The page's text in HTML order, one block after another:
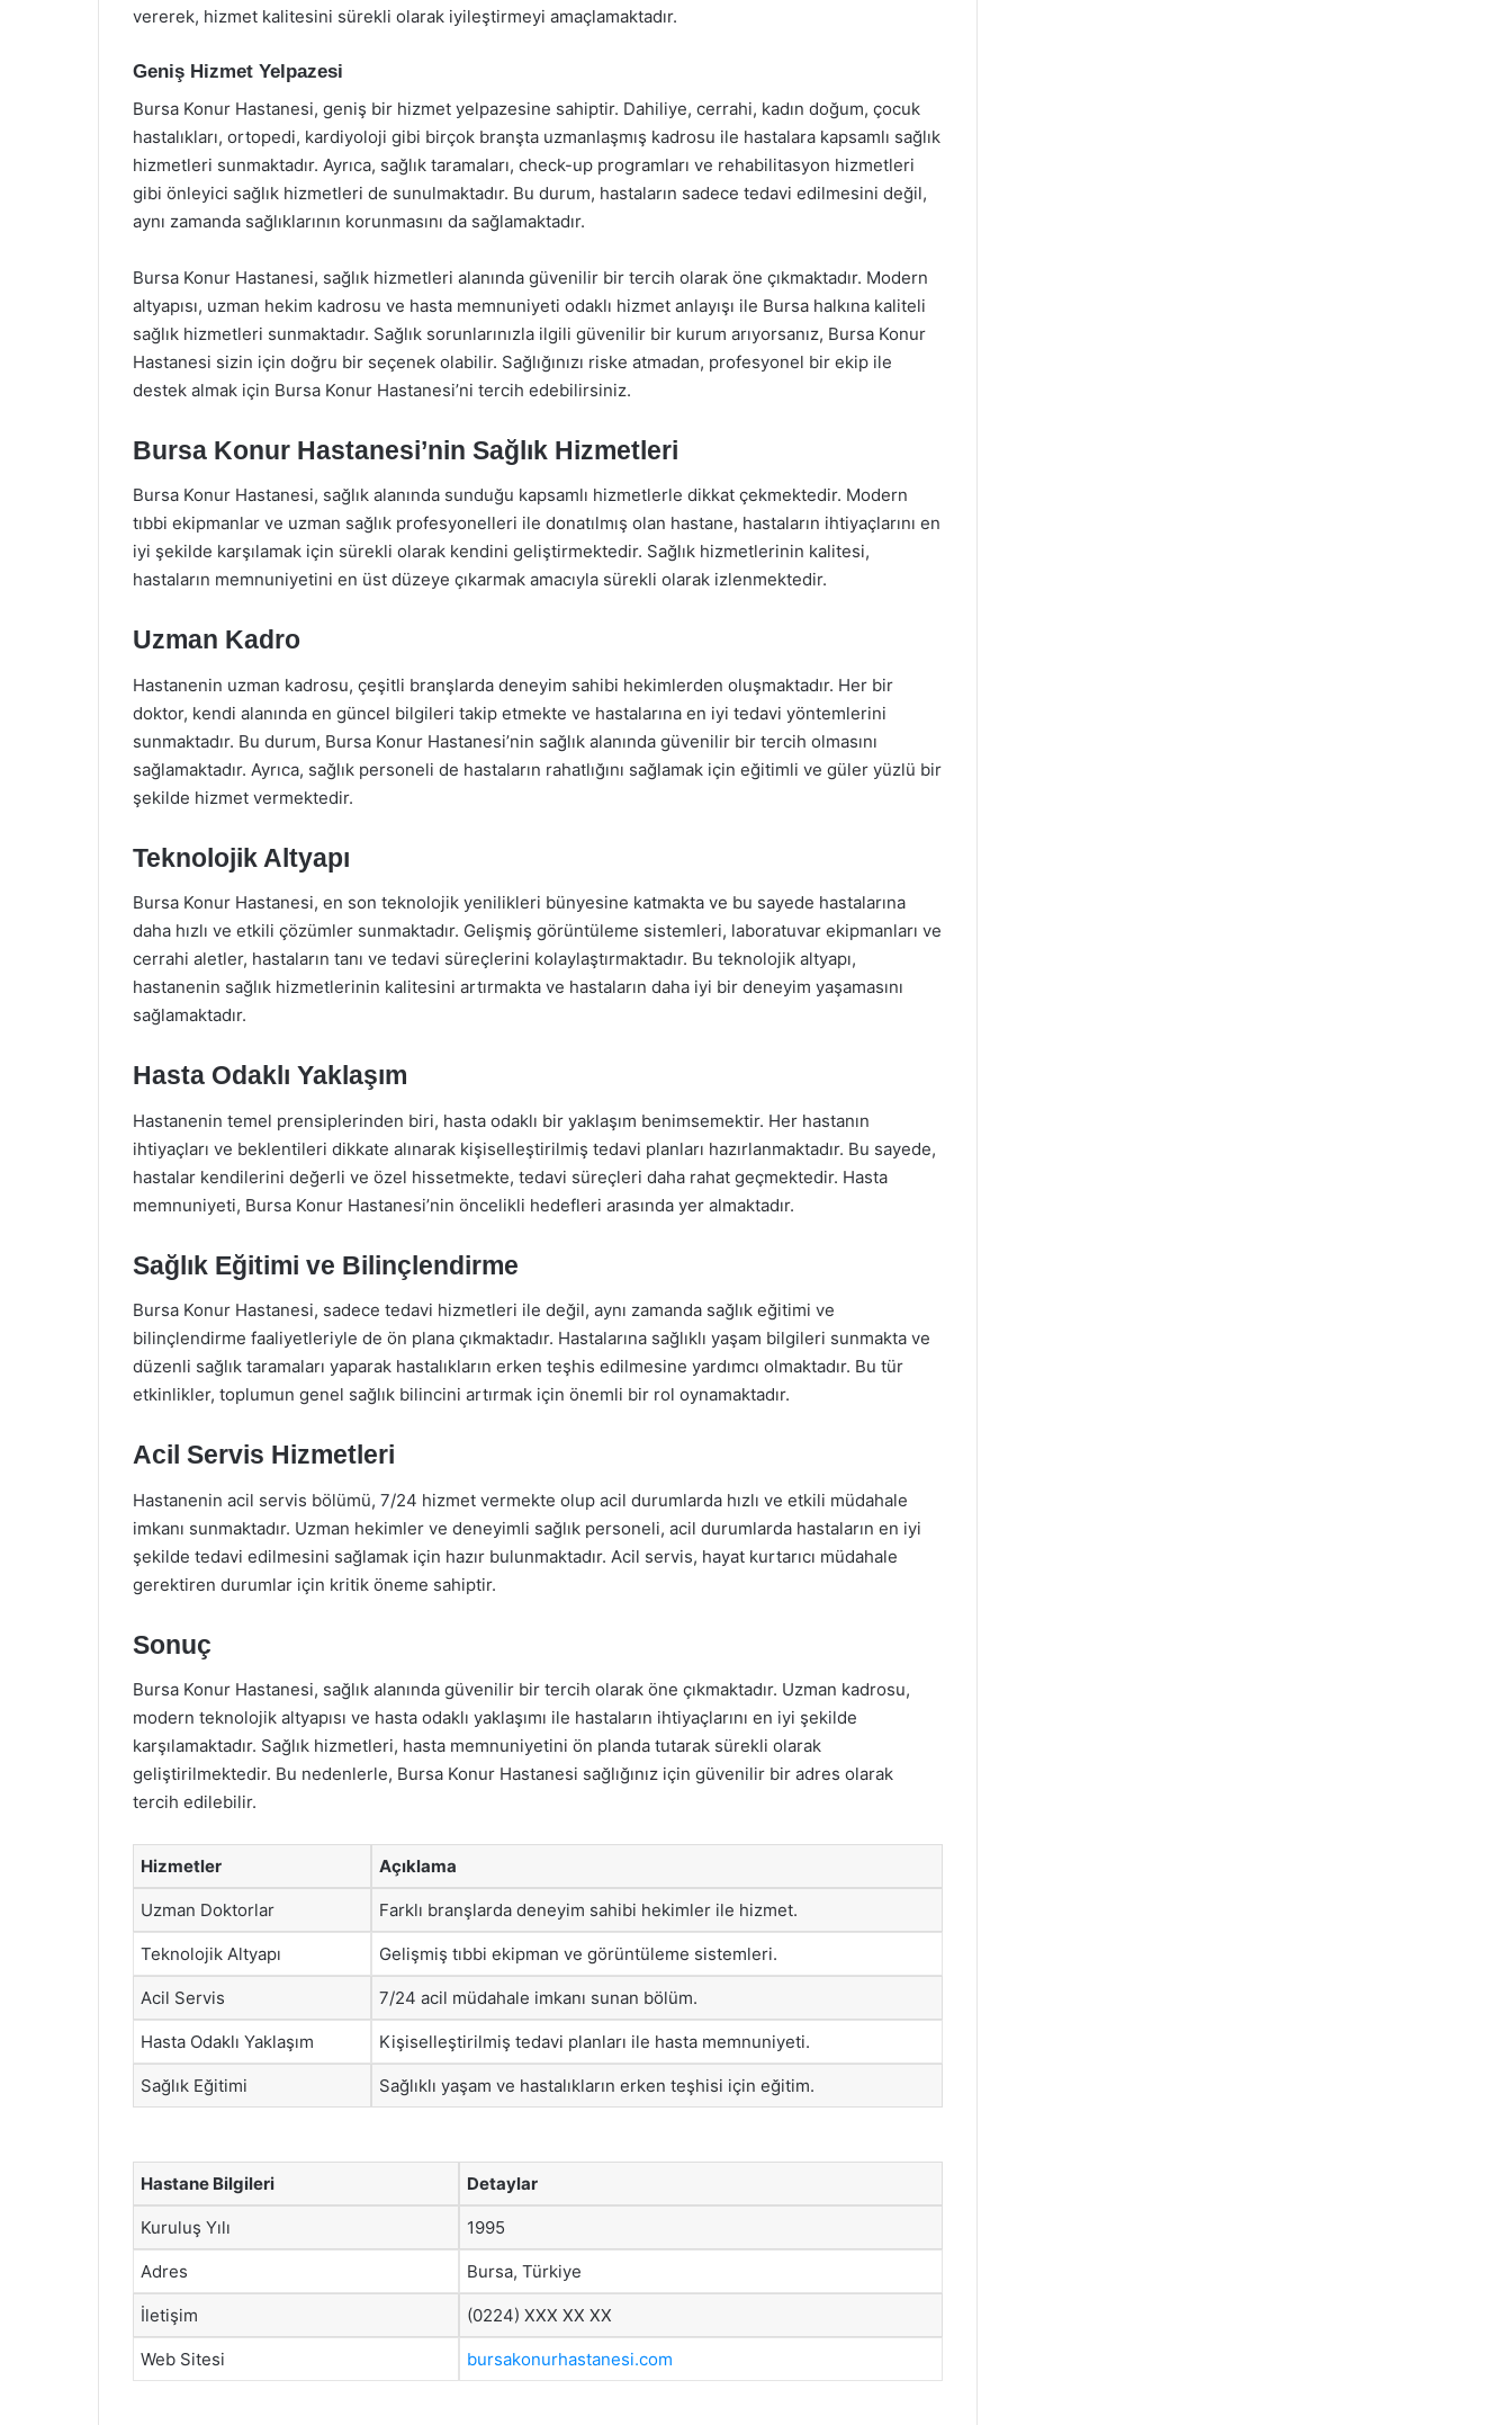
vererek, hizmet kalitesini sürekli olarak iyileştirmeyi amaçlamaktadır.
Geniş Hizmet Yelpazesi
Bursa Konur Hastanesi, geniş bir hizmet yelpazesine sahiptir. Dahiliye, cerrahi, kadın doğum, çocuk
hastalıkları, ortopedi, kardiyoloji gibi birçok branşta uzmanlaşmış kadrosu ile hastalara kapsamlı sağlık
hizmetleri sunmaktadır. Ayrıca, sağlık taramaları, check-up programları ve rehabilitasyon hizmetleri
gibi önleyici sağlık hizmetleri de sunulmaktadır. Bu durum, hastaların sadece tedavi edilmesini değil,
aynı zamanda sağlıklarının korunmasını da sağlamaktadır.
Bursa Konur Hastanesi, sağlık hizmetleri alanında güvenilir bir tercih olarak öne çıkmaktadır. Modern
altyapısı, uzman hekim kadrosu ve hasta memnuniyeti odaklı hizmet anlayışı ile Bursa halkına kaliteli
sağlık hizmetleri sunmaktadır. Sağlık sorunlarınızla ilgili güvenilir bir kurum arıyorsanız, Bursa Konur
Hastanesi sizin için doğru bir seçenek olabilir. Sağlığınızı riske atmadan, profesyonel bir ekip ile
destek almak için Bursa Konur Hastanesi’ni tercih edebilirsiniz.
Bursa Konur Hastanesi’nin Sağlık Hizmetleri
Bursa Konur Hastanesi, sağlık alanında sunduğu kapsamlı hizmetlerle dikkat çekmektedir. Modern
tıbbi ekipmanlar ve uzman sağlık profesyonelleri ile donatılmış olan hastane, hastaların ihtiyaçlarını en
iyi şekilde karşılamak için sürekli olarak kendini geliştirmektedir. Sağlık hizmetlerinin kalitesi,
hastaların memnuniyetini en üst düzeye çıkarmak amacıyla sürekli olarak izlenmektedir.
Uzman Kadro
Hastanenin uzman kadrosu, çeşitli branşlarda deneyim sahibi hekimlerden oluşmaktadır. Her bir
doktor, kendi alanında en güncel bilgileri takip etmekte ve hastalarına en iyi tedavi yöntemlerini
sunmaktadır. Bu durum, Bursa Konur Hastanesi’nin sağlık alanında güvenilir bir tercih olmasını
sağlamaktadır. Ayrıca, sağlık personeli de hastaların rahatlığını sağlamak için eğitimli ve güler yüzlü bir
şekilde hizmet vermektedir.
Teknolojik Altyapı
Bursa Konur Hastanesi, en son teknolojik yenilikleri bünyesine katmakta ve bu sayede hastalarına
daha hızlı ve etkili çözümler sunmaktadır. Gelişmiş görüntüleme sistemleri, laboratuvar ekipmanları ve
cerrahi aletler, hastaların tanı ve tedavi süreçlerini kolaylaştırmaktadır. Bu teknolojik altyapı,
hastanenin sağlık hizmetlerinin kalitesini artırmakta ve hastaların daha iyi bir deneyim yaşamasını
sağlamaktadır.
Hasta Odaklı Yaklaşım
Hastanenin temel prensiplerinden biri, hasta odaklı bir yaklaşım benimsemektir. Her hastanın
ihtiyaçları ve beklentileri dikkate alınarak kişiselleştirilmiş tedavi planları hazırlanmaktadır. Bu sayede,
hastalar kendilerini değerli ve özel hissetmekte, tedavi süreçleri daha rahat geçmektedir. Hasta
memnuniyeti, Bursa Konur Hastanesi’nin öncelikli hedefleri arasında yer almaktadır.
Sağlık Eğitimi ve Bilinçlendirme
Bursa Konur Hastanesi, sadece tedavi hizmetleri ile değil, aynı zamanda sağlık eğitimi ve
bilinçlendirme faaliyetleriyle de ön plana çıkmaktadır. Hastalarına sağlıklı yaşam bilgileri sunmakta ve
düzenli sağlık taramaları yaparak hastalıkların erken teşhis edilmesine yardımcı olmaktadır. Bu tür
etkinlikler, toplumun genel sağlık bilincini artırmak için önemli bir rol oynamaktadır.
Acil Servis Hizmetleri
Hastanenin acil servis bölümü, 7/24 hizmet vermekte olup acil durumlarda hızlı ve etkili müdahale
imkanı sunmaktadır. Uzman hekimler ve deneyimli sağlık personeli, acil durumlarda hastaların en iyi
şekilde tedavi edilmesini sağlamak için hazır bulunmaktadır. Acil servis, hayat kurtarıcı müdahale
gerektiren durumlar için kritik öneme sahiptir.
Sonuç
Bursa Konur Hastanesi, sağlık alanında güvenilir bir tercih olarak öne çıkmaktadır. Uzman kadrosu,
modern teknolojik altyapısı ve hasta odaklı yaklaşımı ile hastaların ihtiyaçlarını en iyi şekilde
karşılamaktadır. Sağlık hizmetleri, hasta memnuniyetini ön planda tutarak sürekli olarak
geliştirilmektedir. Bu nedenlerle, Bursa Konur Hastanesi sağlığınız için güvenilir bir adres olarak
tercih edilebilir.
Hizmetler Açıklama
Uzman Doktorlar Farklı branşlarda deneyim sahibi hekimler ile hizmet.
Teknolojik Altyapı Gelişmiş tıbbi ekipman ve görüntüleme sistemleri.
Acil Servis 7/24 acil müdahale imkanı sunan bölüm.
Hasta Odaklı Yaklaşım Kişiselleştirilmiş tedavi planları ile hasta memnuniyeti.
Sağlık Eğitimi Sağlıklı yaşam ve hastalıkların erken teşhisi için eğitim.
Hastane Bilgileri Detaylar
Kuruluş Yılı 1995
Adres Bursa, Türkiye
İletişim (0224) XXX XX XX
Web Sitesi bursakonurhastanesi.com